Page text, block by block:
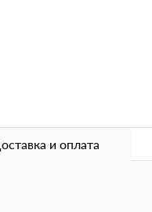
и оплата